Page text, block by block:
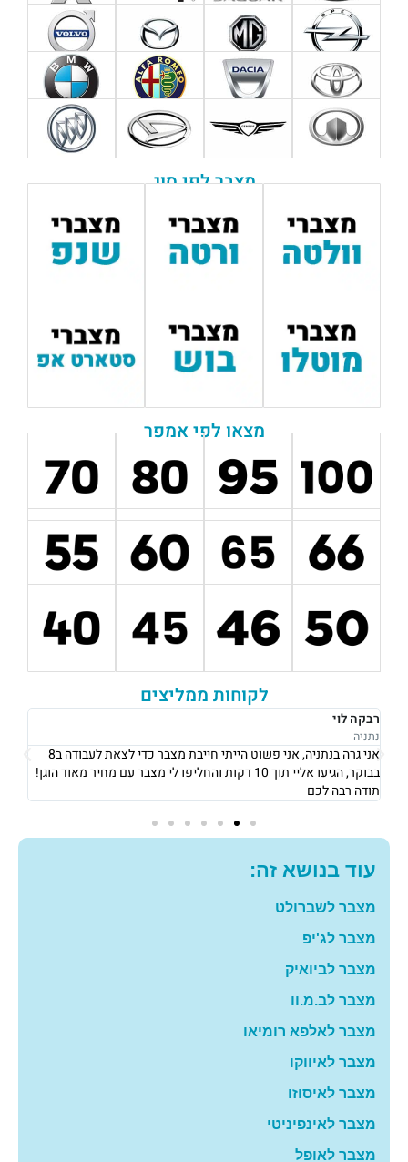
מצבר לפי סוג
מצאו לפי אמפר
לקוחות ממליצים
רבקה לוי
נתניה
אני גרה בנתניה, אני פשוט הייתי חייבת מצבר כדי לצאת לעבודה ב8
בבוקר, הגיעו אליי תוך 10 דקות והחליפו לי מצבר עם מחיר מאוד הוגן!
תודה רבה לכם
עוד בנושא זה:
מצבר לשברולט
מצבר לג'יפ
מצבר לביואיק
מצבר לב.מ.וו
מצבר לאלפא רומיאו
מצבר לאיווקו
מצבר לאיסוזו
מצבר לאינפיניטי
מצבר לאופל